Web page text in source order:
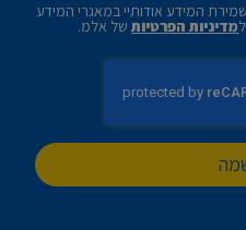
המידע אודותיי במאגרי המידע
מדיניות הפרטיותשל אלמ.